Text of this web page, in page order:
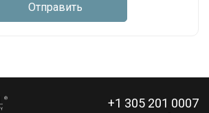
Отправить
+1 305 201 0007